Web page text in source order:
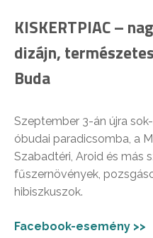
KISKERTPIAC –
dizájn,
Buda
Szeptember 3-án újra
óbudai paradicsomba, a
Szabadtéri, Aroid és más
fűszernövények,
hibiszkuszok.
Facebook-esemény >>